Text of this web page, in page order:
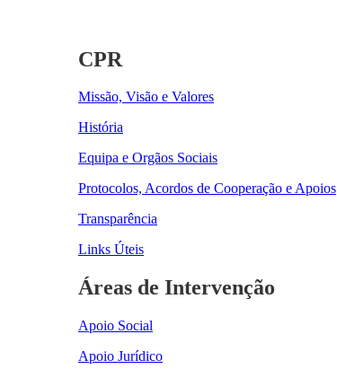
CPR
Missão, Visão e Valores
História
Equipa e Orgãos Sociais
Protocolos, Acordos de Cooperação e Apoios
Transparência
Links Úteis
Áreas de Intervenção
Apoio Social
Apoio Jurídico